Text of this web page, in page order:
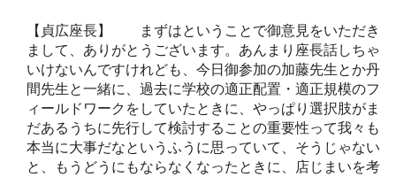
【貞広座長】 まずはということで御意見をいただき
まして、ありがとうございます。あんまり座長話しちゃ
いけないんですけれども、今日御参加の加藤先生とか丹
間先生と一緒に、過去に学校の適正配置・適正規模のフ
ィールドワークをしていたときに、やっぱり選択肢がま
だあるうちに先行して検討することの重要性って我々も
本当に大事だなというふうに思っていて、そうじゃない
と、もうどうにもならなくなったときに、店じまいを考